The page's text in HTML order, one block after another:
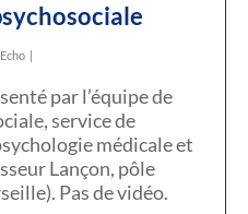
par l’équipe de
service de
médicale et
Lançon, pôle
Pas de vidéo.